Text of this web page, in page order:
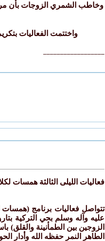
وخاطب الشمري الزوجات بأن
واختتمت الفعاليات
فعاليات الليلى الثالثة همسات
الزوجين بين الطمأنينة
الطاهر النمر حفظه الله وأدار